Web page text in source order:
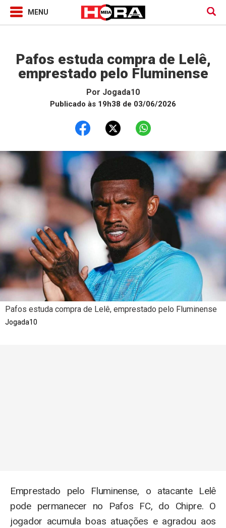
Pafos estuda compra de Lelê,
emprestado pelo Fluminense
Por Jogada10
Publicado às 19h38 de 03/06/2026
Pafos estuda compra de Lelê, emprestado pelo Fluminense
Jogada10
Emprestado pelo Fluminense, o atacante Lelê
pode permanecer no Pafos FC, do Chipre. O
jogador acumula boas atuações e agradou aos